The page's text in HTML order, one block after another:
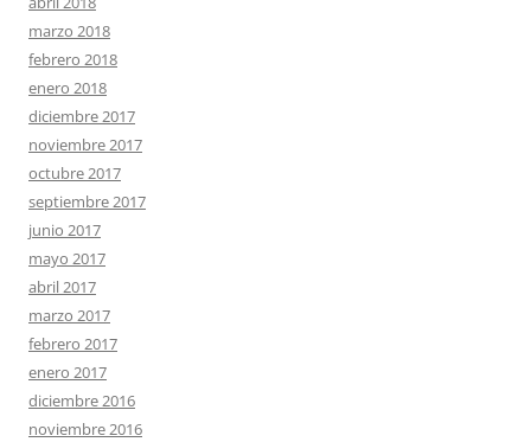
marzo 2018
febrero 2018
enero 2018
diciembre 2017
noviembre 2017
octubre 2017
septiembre 2017
junio 2017
mayo 2017
abril 2017
marzo 2017
febrero 2017
enero 2017
diciembre 2016
noviembre 2016